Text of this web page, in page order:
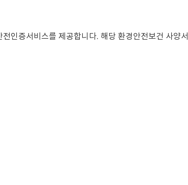
인증서비스를 제공합니다. 해당 환경안전보건 사양